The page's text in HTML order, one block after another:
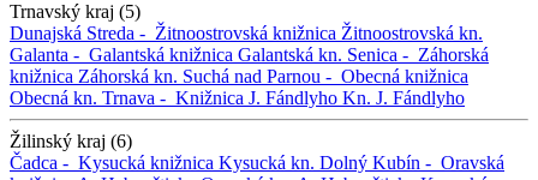
Trnavský kraj (5)
Dunajská Streda - Žitnoostrovská knižnica Žitnoostrovská kn.
Galanta - Galantská knižnica Galantská kn. Senica - Záhorská
knižnica Záhorská kn. Suchá nad Parnou - Obecná knižnica
Obecná kn. Trnava - Knižnica J. Fándlyho Kn. J. Fándlyho
Žilinský kraj (6)
Čadca - Kysucká knižnica Kysucká kn. Dolný Kubín - Oravská